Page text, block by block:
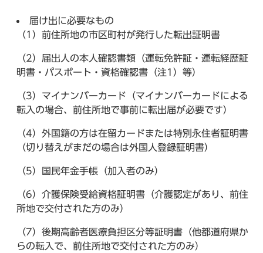
届け出に必要なもの
（1）前住所地の市区町村が発行した転出証明書
（2）届出人の本人確認書類（運転免許証・運転経歴証
明書・パスポート・資格確認書（注1）等）
（3）マイナンバーカード（マイナンバーカードによる
転入の場合、前住所地で事前に転出届が必要です）
（4）外国籍の方は在留カードまたは特別永住者証明書
（切り替えがまだの場合は外国人登録証明書）
（5）国民年金手帳（加入者のみ）
（6）介護保険受給資格証明書（介護認定があり、前住
所地で交付された方のみ）
（7）後期高齢者医療負担区分等証明書（他都道府県か
らの転入で、前住所地で交付された方のみ）